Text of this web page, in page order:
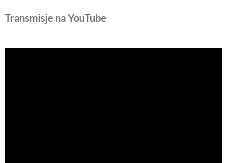
Transmisje na YouTube